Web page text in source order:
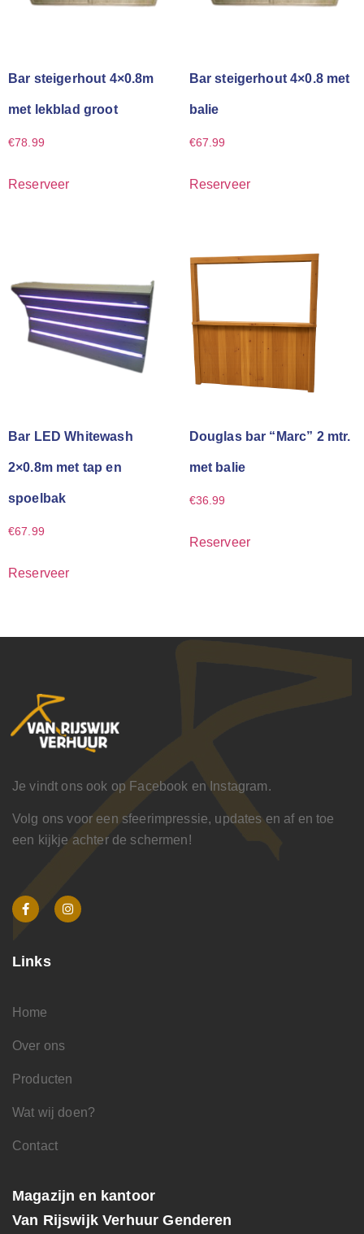
Bar steigerhout 4×0.8m
met lekblad groot
€78.99
Reserveer
Bar steigerhout 4×0.8 met
balie
€67.99
Reserveer
Bar LED Whitewash
2×0.8m met tap en
spoelbak
€67.99
Reserveer
Douglas bar “Marc” 2 mtr.
met balie
€36.99
Reserveer
Je vindt ons ook op Facebook en Instagram.
Volg ons voor een sfeerimpressie, updates en af en toe
een kijkje achter de schermen!
Links
Home
Over ons
Producten
Wat wij doen?
Contact
Magazijn en kantoor
Van Rijswijk Verhuur Genderen